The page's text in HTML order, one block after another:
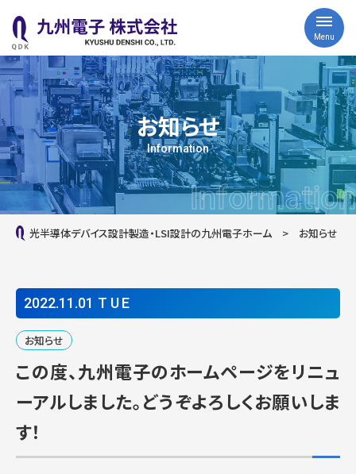
Menu
お知らせ
Information
Information
光半導体デバイス設計製造・LSI設計の九州電子ホーム お知らせ
2022.11.01 TUE
お知らせ
この度、九州電子のホームページをリニュ
ーアルしました。どうぞよろしくお願いしま
す！